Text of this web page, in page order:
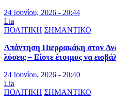
24 Ιουνίου, 2026 - 20:44
Lia
ΠΟΛΙΤΙΚΗ ΣΗΜΑΝΤΙΚΟ
Απάντηση Πιερρακάκη στον
λύσεις – Είστε έτοιμος να
24 Ιουνίου, 2026 - 20:40
Lia
ΠΟΛΙΤΙΚΗ ΣΗΜΑΝΤΙΚΟ